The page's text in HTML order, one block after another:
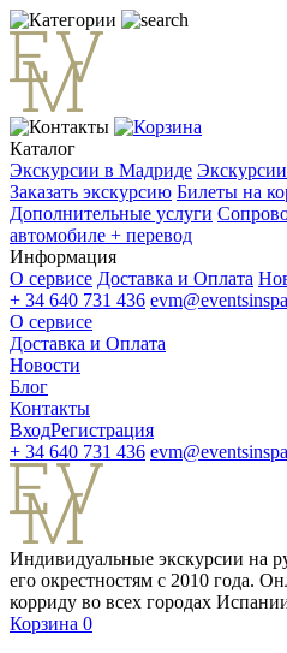
Каталог
Экскурсии в Мадриде
Заказать экскурсию Билеты на
Дополнительные услуги
автомобиле + перевод
Информация
О сервисе Доставка и Оплата
+ 34 640 731 436
О сервисе
Доставка и Оплата
Новости
Блог
Контакты
ВходРегистрация
+ 34 640 731 436
Индивидуальные экскурсии на
его окрестностям с 2010 года.
корриду во всех городах
Корзина 0